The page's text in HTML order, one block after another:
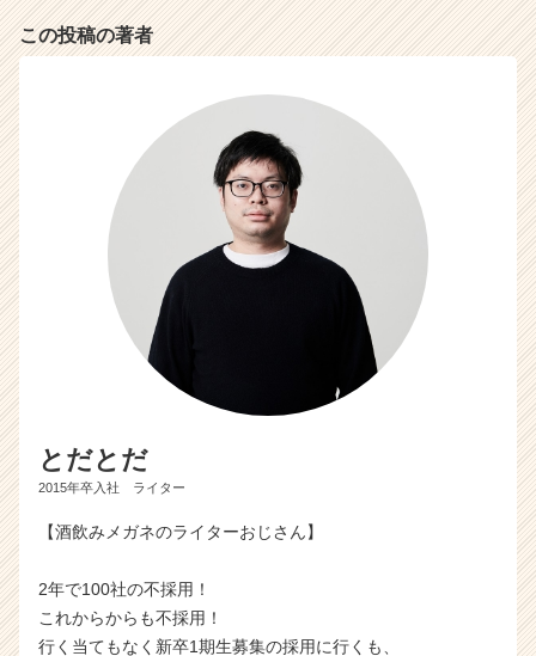
この投稿の著者
とだとだ
2015年卒入社 ライター
【酒飲みメガネのライターおじさん】
2年で100社の不採用！
これからからも不採用！
行く当てもなく新卒1期生募集の採用に行くも、